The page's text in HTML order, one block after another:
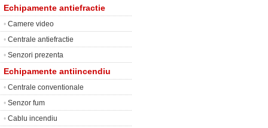
Echipamente antiefractie
• Camere video
• Centrale antiefractie
• Senzori prezenta
Echipamente antiincendiu
• Centrale conventionale
• Senzor fum
• Cablu incendiu